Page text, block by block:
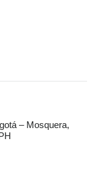
– Mosquera,